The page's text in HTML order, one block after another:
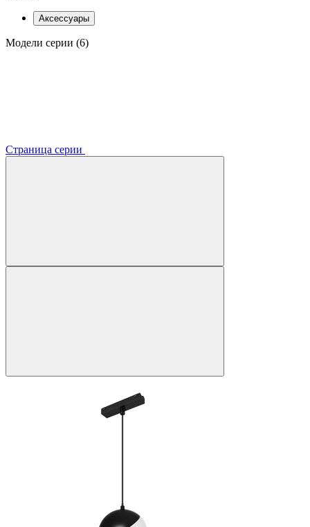
Аксессуары
Модели серии (6)
Страница серии